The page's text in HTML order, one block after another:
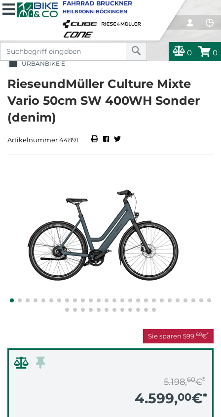
0 0
FAHRRAD BRUCKNER
HEILBRONN-BÖCKINGEN
URBANBIKE E
RieseundMüller Culture Mixte
Vario 50cm SW 400WH Sonder
(denim)
Artikelnummer 44891
Sie sparen 599,60€*
5.198,60€*
4.599,00€*